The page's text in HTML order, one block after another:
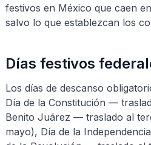
festivos en México que caen
salvo lo que establezcan los
Días festivos
Los días de descanso
Día de la Constitución —
Benito Juárez — traslado al
mayo), Día de la